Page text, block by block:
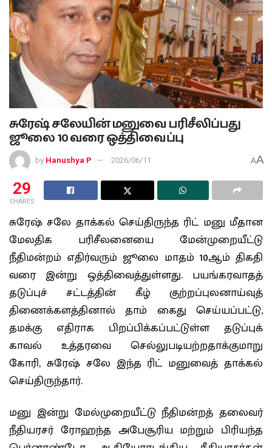
சுரேஷ் சலேயின் மனுவை பரிசீலிப்பது
ஜூலை 10 வரை ஒத்திவைப்பு
by Hanushya P 2026/06/11 AA
29
SHARES
சுரேஷ் சலே தாக்கல் செய்திருந்த ரிட் மனு மீதான
மேலதிக பரிசீலனையை மேன்முறையீட்டு
நீதிமன்றம் எதிர்வரும் ஜூலை மாதம் 10ஆம் திகதி
வரை இன்று ஒத்திவைத்துள்ளது. பயங்கரவாதத்
தடுப்புச் சட்டத்தின் கீழ் குற்றப்புலனாய்வுத்
திணைக்களத்தினால் தாம் கைது செய்யப்பட்டு,
தமக்கு எதிராக பிறப்பிக்கப்பட்டுள்ள தடுப்புக்
காவல் உத்தரவை செல்லுபடியற்றதாக்குமாறு
கோரி, சுரேஷ் சலே இந்த ரிட் மனுவைத் தாக்கல்
செய்திருந்தார்.
மனு இன்று மேல்முறையீட்டு நீதிமன்றத் தலைவர்
நீதியரசர் ரோஹந்த அபேசூரிய மற்றும் பிரியந்த